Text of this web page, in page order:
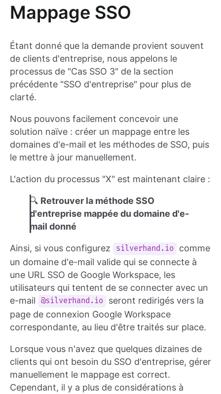
Mappage SSO
Étant donné que la demande provient souvent
de clients d'entreprise, nous appelons le
processus de "Cas SSO 3" de la section
précédente "SSO d'entreprise" pour plus de
clarté.
Nous pouvons facilement concevoir une
solution naïve : créer un mappage entre les
domaines d'e-mail et les méthodes de SSO, puis
le mettre à jour manuellement.
L'action du processus "X" est maintenant claire :
🔍 Retrouver la méthode SSO
d'entreprise mappée du domaine d'e-
mail donné
Ainsi, si vous configurez silverhand.io
comme
un domaine d'e-mail valide qui se connecte à
une URL SSO de Google Workspace, les
utilisateurs qui tentent de se connecter avec un
e-mail
@silverhand.io
seront redirigés vers la
page de connexion Google Workspace
correspondante, au lieu d'être traités sur place.
Lorsque vous n'avez que quelques dizaines de
clients qui ont besoin du SSO d'entreprise, gérer
manuellement le mappage est correct.
Cependant, il y a plus de considérations à